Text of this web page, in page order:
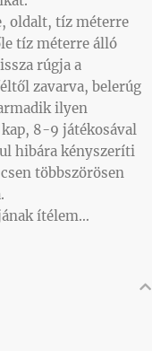
oldalt, tíz méterre
tíz méterre álló
rúgja a
zavarva, belerúg
ilyen
8-9 játékosával
hibára kényszeríti
többszörösen
ítélem…